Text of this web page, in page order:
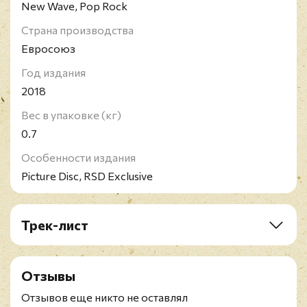
New Wave, Pop Rock
Страна производства
Евросоюз
Год издания
2018
Вес в упаковке (кг)
0.7
Особенности издания
Picture Disc, RSD Exclusive
Трек-лист
A1. Three Imaginary Boys (Help Me Mix 2018)
A2. M (Attack Mix 2018)
A3. The Drowning Man (Bright Birds Mix 2018)
A4. A Strange Day (Drowning Waves Mix 2018)
Отзывы
Отзывов еще никто не оставлял